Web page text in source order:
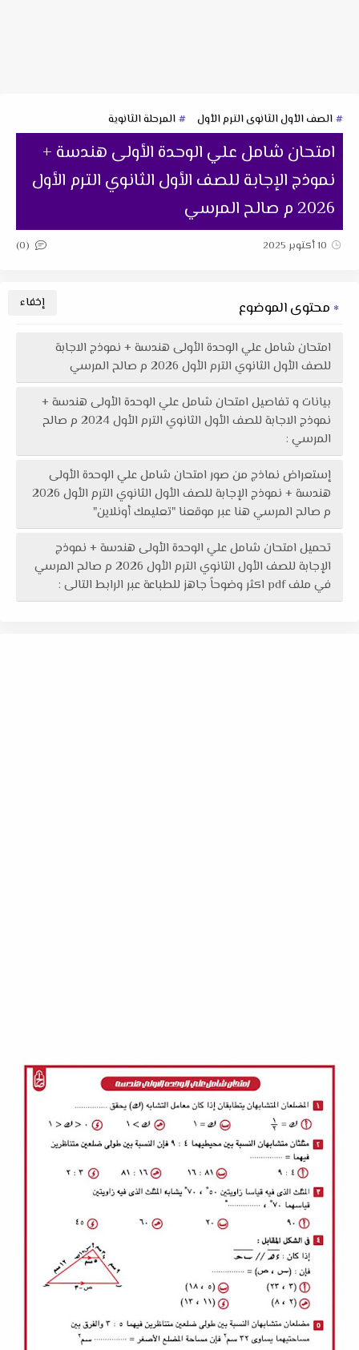
الصف الأول الثانوى الترم الأول المرحلة الثانوية
امتحان شامل علي الوحدة الأولى هندسة +
نموذج الإجابة للصف الأول الثانوي الترم الأول
2026 م صالح المرسي
10 أكتوبر 2025 (0)
محتوى الموضوع
امتحان شامل علي الوحدة الأولى هندسة + نموذج الاجابة
للصف الأول الثانوي الترم الأول 2026 م صالح المرسي
بيانات و تفاصيل امتحان شامل علي الوحدة الأولى هندسة +
نموذج الاجابة للصف الأول الثانوي الترم الأول 2024 م صالح
المرسي :
إستعراض نماذج من صور امتحان شامل علي الوحدة الأولى
هندسة + نموذج الإجابة للصف الأول الثانوي الترم الأول 2026
م صالح المرسي هنا عبر موقعنا "تعليمك أونلاين"
تحميل امتحان شامل علي الوحدة الأولى هندسة + نموذج
الإجابة للصف الأول الثانوي الترم الأول 2026 م صالح المرسي
في ملف pdf اكثر وضوحاً جاهز للطباعة عبر الرابط التالى :